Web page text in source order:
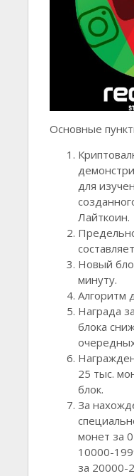
Основные
для
Лайткоин.
Новый
минуту.
Алгоритм
Награда
блока
25 тыс.
блок.
За
монет за
10000-
за 20000-